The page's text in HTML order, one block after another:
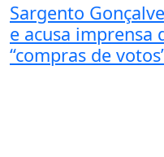
Sargento
e acusa imprensa
“compras de